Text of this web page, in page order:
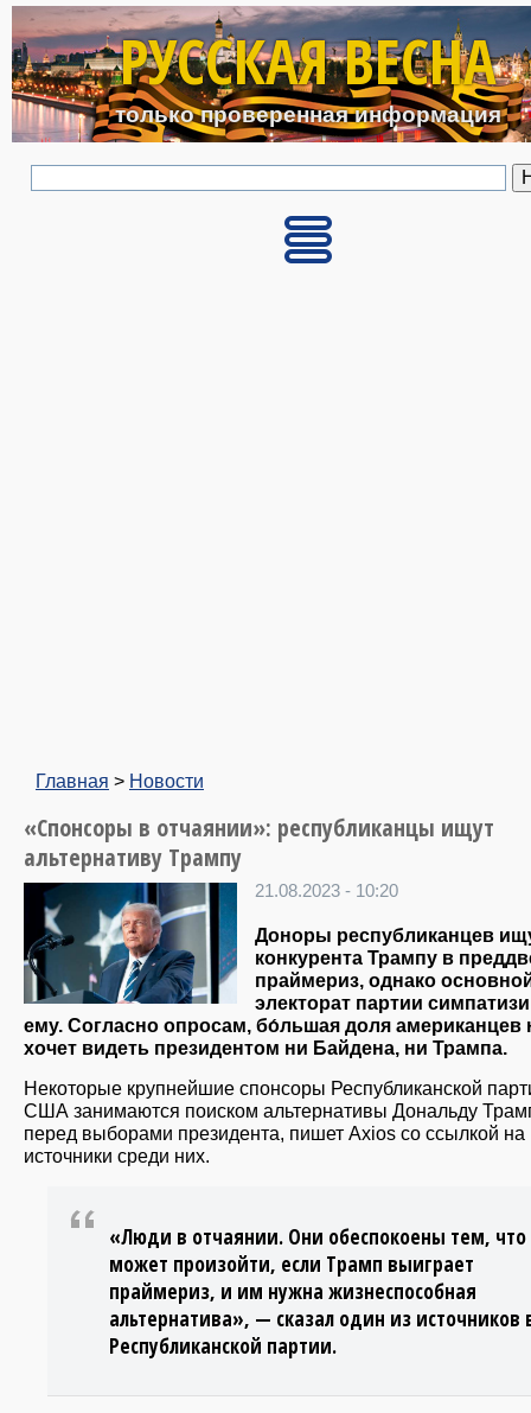
Перейти к основному
РУССКАЯ ВЕСНА
только проверенная информация
Главная > Новости
«Спонсоры в отчаянии»: республиканцы ищут
альтернативу Трампу
21.08.2023 - 10:20
Доноры республиканцев
конкурента Трампу в
праймериз, однако
электорат партии
ему. Согласно опросам, бо́льшая доля американцев
хочет видеть президентом ни Байдена, ни Трампа.
Некоторые крупнейшие спонсоры Республиканской
США занимаются поиском альтернативы Дональду
перед выборами президента, пишет Axios со ссылкой на
источники среди них.
«Люди в отчаянии. Они обеспокоены тем, что
может произойти, если Трамп выиграет
праймериз, и им нужна жизнеспособная
альтернатива», — сказал один из источников
Республиканской партии.